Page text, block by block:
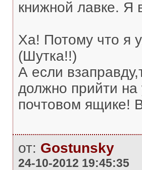
книжной лавке. Я
Ха! Потому что я
(Шутка!!)
А если
должно прийти на
почтовом ящике!
от: Gostunsky
24-10-2012 19:45:35